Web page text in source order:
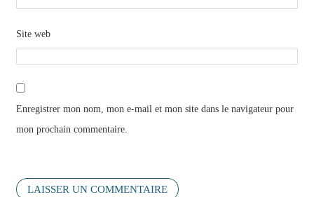
Site web
Enregistrer mon nom, mon e-mail et mon site dans le navigateur pour
mon prochain commentaire.